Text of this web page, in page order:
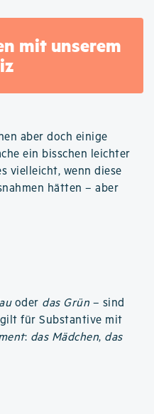
mit unserem
aber doch einige
ein bisschen leichter
vielleicht, wenn diese
hätten – aber
oder das Grün – sind
für Substantive mit
: das Mädchen, das